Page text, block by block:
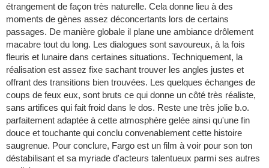
étrangement de façon très naturelle. Cela donne lieu à des
moments de gènes assez déconcertants lors de certains
passages. De manière globale il plane une ambiance drôlement
macabre tout du long. Les dialogues sont savoureux, à la fois
fleuris et lunaire dans certaines situations. Techniquement, la
réalisation est assez fixe sachant trouver les angles justes et
offrant des transitions bien trouvées. Les quelques échanges de
coups de feux eux, sont bruts ce qui donne un côté très réaliste,
sans artifices qui fait froid dans le dos. Reste une très jolie b.o.
parfaitement adaptée à cette atmosphère gelée ainsi qu'une fin
douce et touchante qui conclu convenablement cette histoire
saugrenue. Pour conclure, Fargo est un film à voir pour son ton
déstabilisant et sa myriade d'acteurs talentueux parmi ses autres